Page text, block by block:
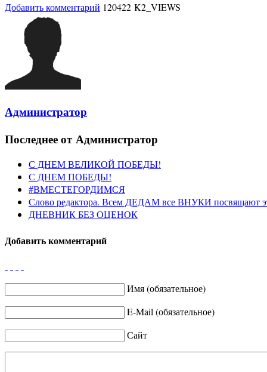
Добавить комментарий 120422 K2_VIEWS
Администратор
Последнее от Администратор
С ДНЕМ ВЕЛИКОЙ ПОБЕДЫ!
С ДНЕМ ПОБЕДЫ!
#ВМЕСТЕГОРДИМСЯ
Слово редактора. Всем ДЕДАМ все ВНУКИ посвящают
ДНЕВНИК БЕЗ ОЦЕНОК
Добавить комментарий
Имя (обязательное)
E-Mail (обязательное)
Сайт